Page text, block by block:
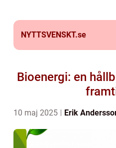
NYTTSVENSKT.se
Bioenergi: en
10 maj 2025 Erik